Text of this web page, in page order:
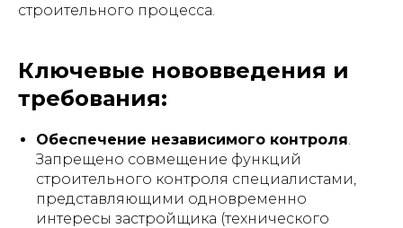
строительного процесса.
Ключевые нововведения и
требования:
Обеспечение независимого контроля
Запрещено совмещение функций
строительного контроля специалистами,
представляющими одновременно
интересы застройщика (технического